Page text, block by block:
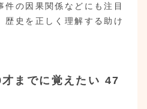
件の因果関係などにも注目
歴史を正しく理解する助け
までに覚えたい 47